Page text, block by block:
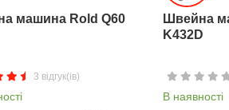
машина Rold Q60
3 відгук(ів)
Швейна
K432D
В наявності